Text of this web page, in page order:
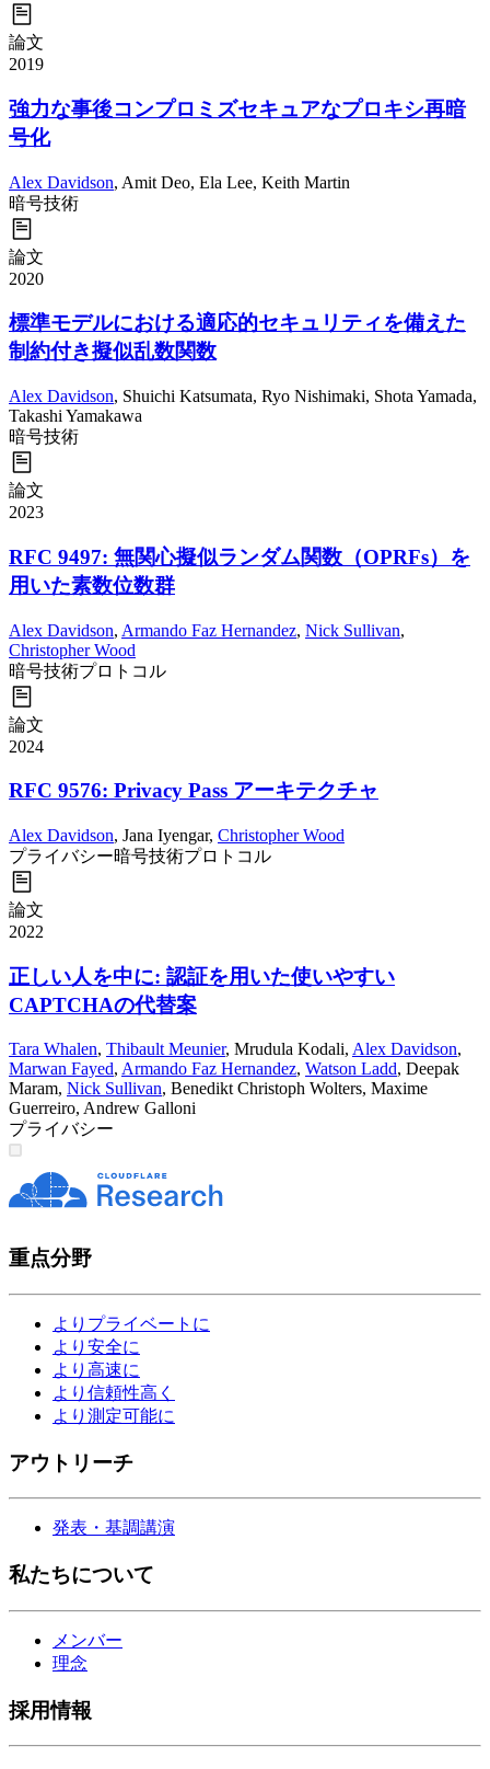
論文
2019
強力な事後コンプロミズセキュアなプロキシ再暗
号化
Alex Davidson, Amit Deo, Ela Lee, Keith Martin
暗号技術
論文
2020
標準モデルにおける適応的セキュリティを備えた
制約付き擬似乱数関数
Alex Davidson, Shuichi Katsumata, Ryo Nishimaki, Shota Yamada,
Takashi Yamakawa
暗号技術
論文
2023
RFC 9497: 無関心擬似ランダム関数（OPRFs）を
用いた素数位数群
Alex Davidson, Armando Faz Hernandez, Nick Sullivan,
Christopher Wood
暗号技術プロトコル
論文
2024
RFC 9576: Privacy Pass アーキテクチャ
Alex Davidson, Jana Iyengar, Christopher Wood
プライバシー暗号技術プロトコル
論文
2022
正しい人を中に: 認証を用いた使いやすい
CAPTCHAの代替案
Tara Whalen, Thibault Meunier, Mrudula Kodali, Alex Davidson,
Marwan Fayed, Armando Faz Hernandez, Watson Ladd, Deepak
Maram, Nick Sullivan, Benedikt Christoph Wolters, Maxime
Guerreiro, Andrew Galloni
プライバシー
重点分野
よりプライベートに
より安全に
より高速に
より信頼性高く
より測定可能に
アウトリーチ
発表・基調講演
私たちについて
メンバー
理念
採用情報